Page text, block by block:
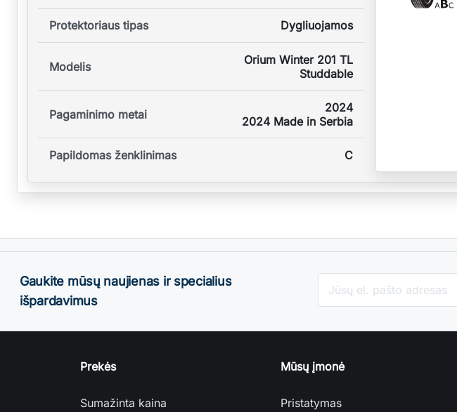
Protektoriaus tipas Dygliuojamos
Modelis
Orium Winter 201 TL
Studdable
Pagaminimo metai
2024
2024 Made in Serbia
Papildomas ženklinimas C
Gaukite mūsų naujienas ir specialius
išpardavimus
Prekės
Sumažinta kaina
Mūsų įmonė
Pristatymas